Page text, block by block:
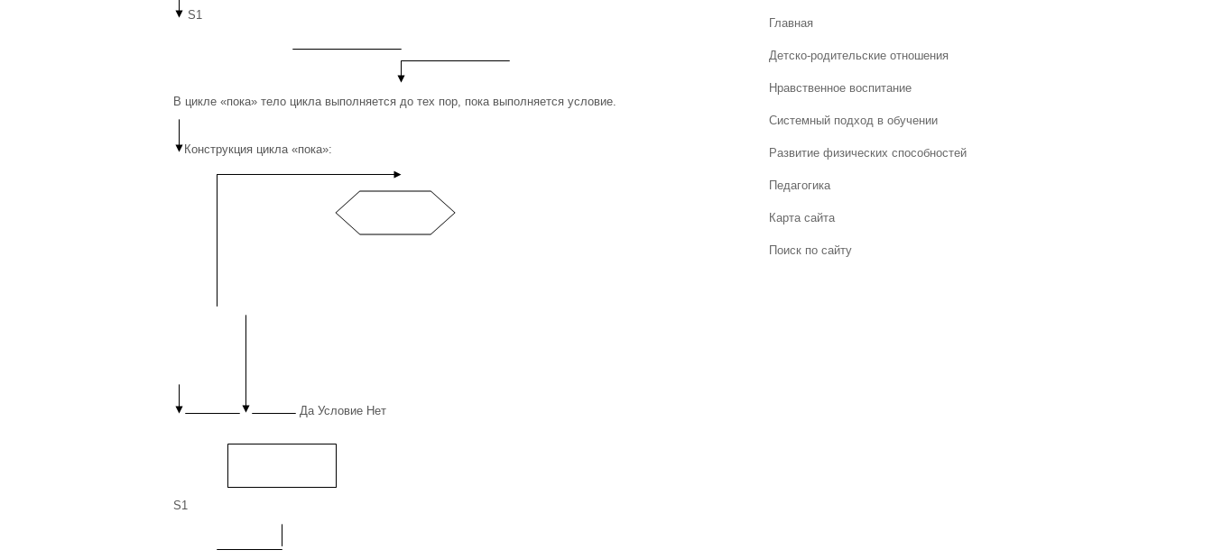
S1
В цикле «пока» тело цикла выполняется до тех пор, пока выполняется условие.
Конструкция цикла «пока»:
Да Условие Нет
S1
Главная
Детско-родительские отношения
Нравственное воспитание
Системный подход в обучении
Развитие физических способностей
Педагогика
Карта сайта
Поиск по сайту